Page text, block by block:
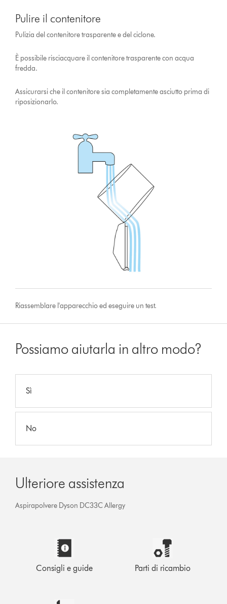
Pulire il contenitore
Pulizia del contenitore trasparente e del ciclone.
È possibile risciacquare il contenitore trasparente con acqua
fredda.
Assicurarsi che il contenitore sia completamente asciutto prima di
riposizionarlo.
Riassemblare l'apparecchio ed eseguire un test.
Possiamo aiutarla in altro modo?
Sì
No
Ulteriore assistenza
Aspirapolvere Dyson DC33C Allergy
Consigli e guide Parti di ricambio